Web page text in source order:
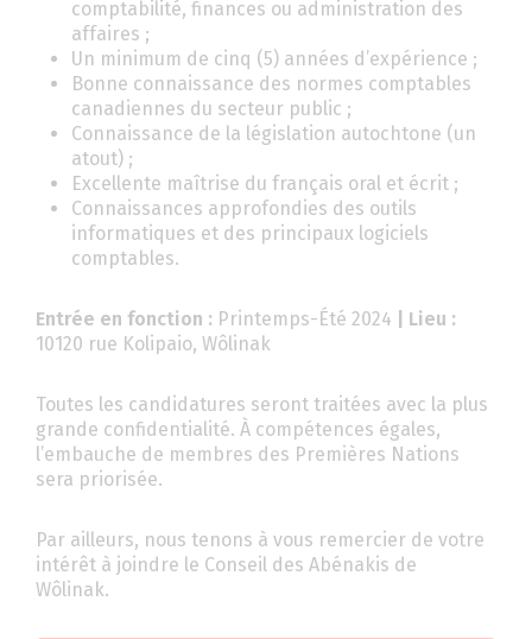
comptabilité, finances ou administration des
affaires ;
Un minimum de cinq (5) années d’expérience ;
Bonne connaissance des normes comptables
canadiennes du secteur public ;
Connaissance de la législation autochtone (un
atout) ;
Excellente maîtrise du français oral et écrit ;
Connaissances approfondies des outils
informatiques et des principaux logiciels
comptables.
Entrée en fonction : Printemps-Été 2024 | Lieu :
10120 rue Kolipaio, Wôlinak
Toutes les candidatures seront traitées avec la plus
grande confidentialité. À compétences égales,
l’embauche de membres des Premières Nations
sera priorisée.
Par ailleurs, nous tenons à vous remercier de votre
intérêt à joindre le Conseil des Abénakis de
Wôlinak.